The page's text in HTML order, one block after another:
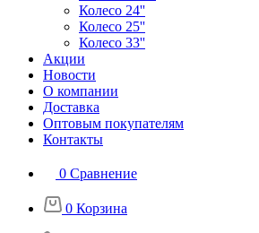
Колесо 24''
Колесо 25''
Колесо 33''
Акции
Новости
О компании
Доставка
Оптовым покупателям
Контакты
0 Сравнение
0 Корзина